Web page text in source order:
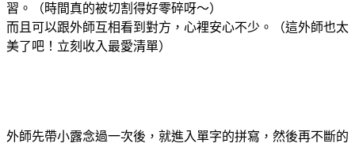
習。（時間真的被切割得好零碎呀～）
而且可以跟外師互相看到對方，心裡安心不少。（這外師也太
美了吧！立刻收入最愛清單）
外師先帶小露念過一次後，就進入單字的拼寫，然後再不斷的